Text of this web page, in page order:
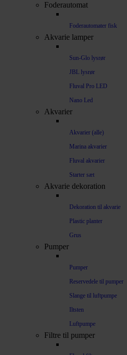
Foderautomat
Foderautomater fisk
Akvarie lamper
Sun-Glo lysrør
JBL lysrør
Fluval Pro LED
Nano Led
Akvarier
Akvarier (alle)
Marina akvarier
Fluval akvarier
Starter sæt
Akvarie dekoration
Dekoration til akvarie
Plastic planter
Grus
Pumper
Pumper
Reservedele til pumper
Slange til luftpumpe
Iltsten
Luftpumpe
Filtre til pumper